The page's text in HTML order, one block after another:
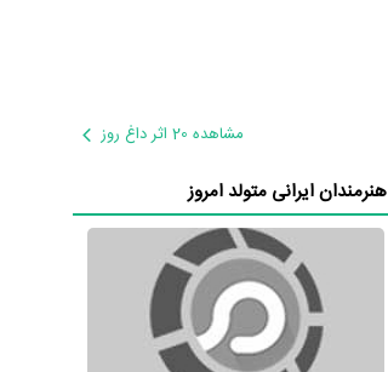
مشاهده 20 اثر داغ روز
هنرمندان ایرانی متولد امروز